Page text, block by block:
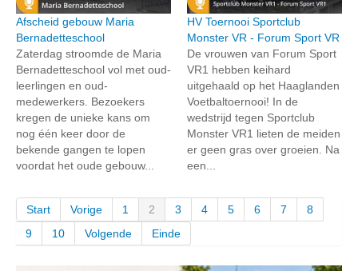
Afscheid gebouw Maria
Bernadetteschool
Zaterdag stroomde de Maria
Bernadetteschool vol met oud-
leerlingen en oud-
medewerkers. Bezoekers
kregen de unieke kans om
nog één keer door de
bekende gangen te lopen
voordat het oude gebouw...
HV Toernooi Sportclub
Monster VR - Forum Sport VR
De vrouwen van Forum Sport
VR1 hebben keihard
uitgehaald op het Haaglanden
Voetbaltoernooi! In de
wedstrijd tegen Sportclub
Monster VR1 lieten de meiden
er geen gras over groeien. Na
een...
Start Vorige 1 2 3 4 5 6 7
8
9
10 Volgende Einde